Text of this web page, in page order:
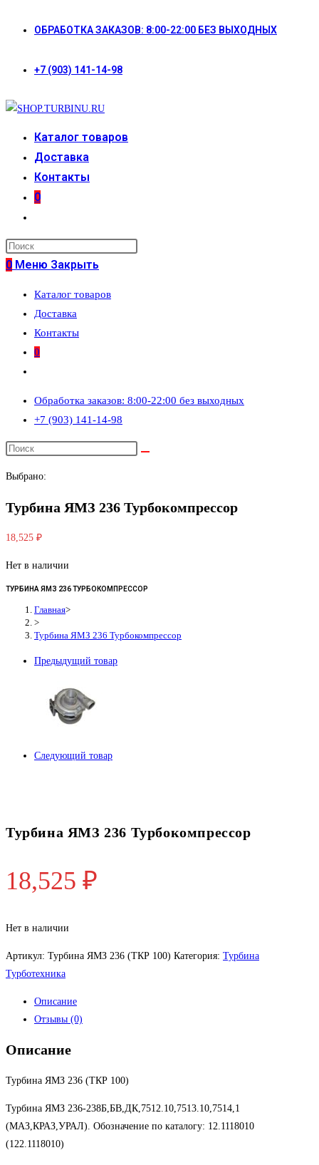
ОБРАБОТКА ЗАКАЗОВ: 8:00-22:00 БЕЗ ВЫХОДНЫХ
+7 (903) 141-14-98
Каталог товаров
Доставка
Контакты
0
поиск
по
сайту
0 Меню Закрыть
Каталог товаров
Доставка
Контакты
0
по
веб-
сайту
Обработка заказов: 8:00-22:00 без выходных
+7 (903) 141-14-98
Выбрано:
Турбина ЯМЗ 236 Турбокомпрессор
18,525 ₽
Нет в наличии
ТУРБИНА ЯМЗ 236 ТУРБОКОМПРЕССОР
Главная>
>
Турбина ЯМЗ 236 Турбокомпрессор
Предыдущий товар
Следующий товар
Турбина ЯМЗ 236 Турбокомпрессор
18,525 ₽
Нет в наличии
Артикул: Турбина ЯМЗ 236 (ТКР 100) Категория: Турбина
Турботехника
Описание
Отзывы (0)
Описание
Турбина ЯМЗ 236 (ТКР 100)
Турбина ЯМЗ 236-238Б,БВ,ДК,7512.10,7513.10,7514,1
(МАЗ,КРАЗ,УРАЛ). Обозначение по каталогу: 12.1118010
(122.1118010)